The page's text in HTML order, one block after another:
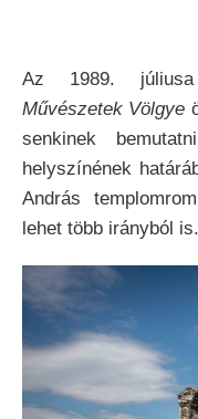
Az 1989. júliusa
Művészetek Völgye
senkinek
helyszínének
András
lehet több irányból is.